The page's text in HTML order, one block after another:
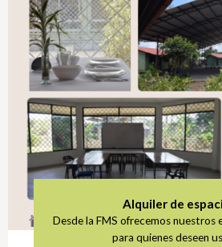
Alquiler de
Desde la FMS ofrecemos nuestros
para quienes deseen